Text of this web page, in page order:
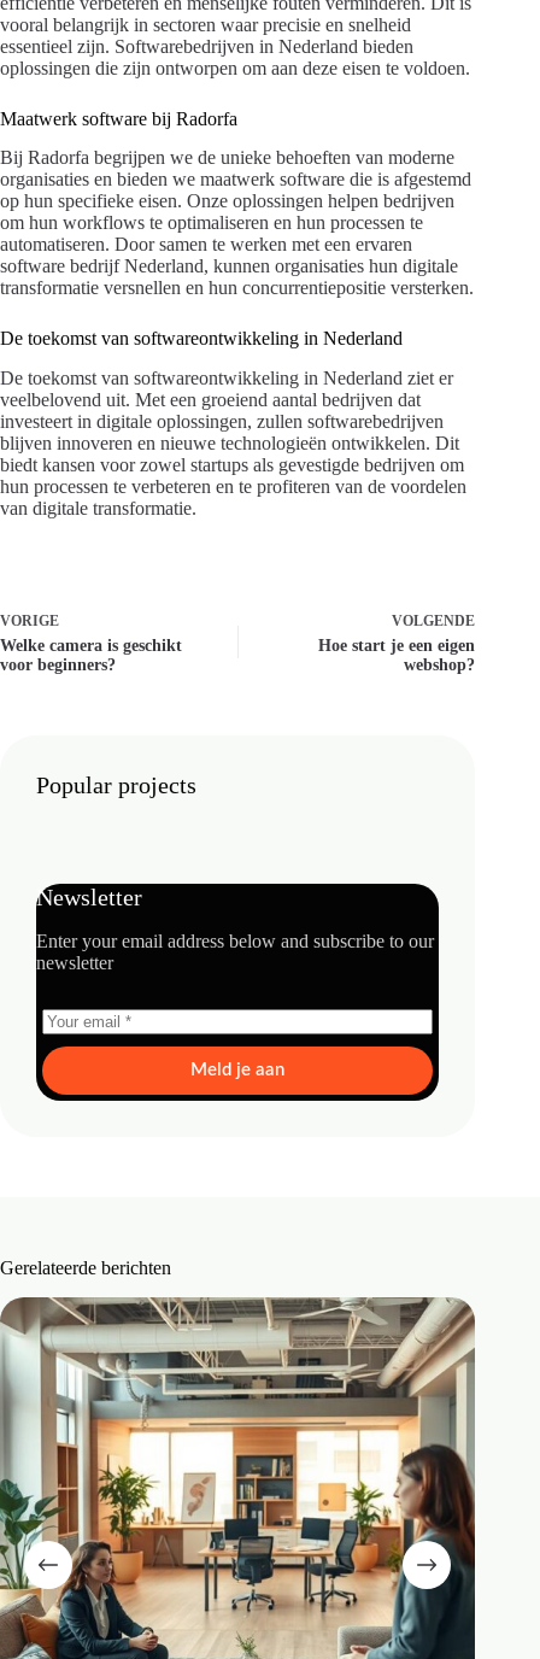
vooral belangrijk in sectoren waar precisie en snelheid
essentieel zijn. Softwarebedrijven in Nederland bieden
oplossingen die zijn ontworpen om aan deze eisen te voldoen.
Maatwerk software bij Radorfa
Bij Radorfa begrijpen we de unieke behoeften van moderne
organisaties en bieden we maatwerk software die is afgestemd
op hun specifieke eisen. Onze oplossingen helpen bedrijven
om hun workflows te optimaliseren en hun processen te
automatiseren. Door samen te werken met een ervaren
software bedrijf Nederland, kunnen organisaties hun digitale
transformatie versnellen en hun concurrentiepositie versterken.
De toekomst van softwareontwikkeling in Nederland
De toekomst van softwareontwikkeling in Nederland ziet er
veelbelovend uit. Met een groeiend aantal bedrijven dat
investeert in digitale oplossingen, zullen softwarebedrijven
blijven innoveren en nieuwe technologieën ontwikkelen. Dit
biedt kansen voor zowel startups als gevestigde bedrijven om
hun processen te verbeteren en te profiteren van de voordelen
van digitale transformatie.
VORIGE
Welke camera is geschikt
voor beginners?
VOLGENDE
Hoe start je een eigen
webshop?
Popular projects
Newsletter
Enter your email address below and subscribe to our
newsletter
Meld je aan
Gerelateerde berichten